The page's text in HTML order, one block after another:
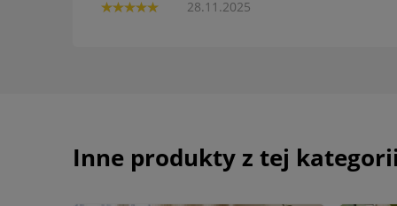
28.11.2025
Inne produkty z tej